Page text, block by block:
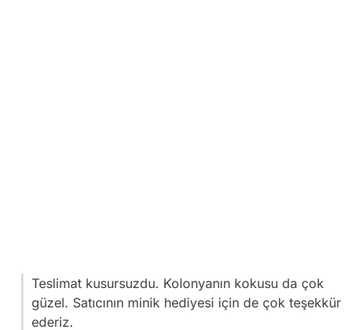
Teslimat kusursuzdu. Kolonyanın kokusu da çok
güzel. Satıcının minik hediyesi için de çok teşekkür
ederiz.